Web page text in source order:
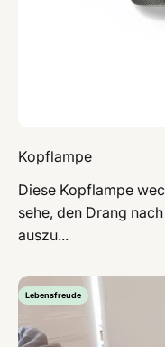
Kopflampe
Diese Kopflampe
sehe, den Drang
auszu...
Lebensfreude